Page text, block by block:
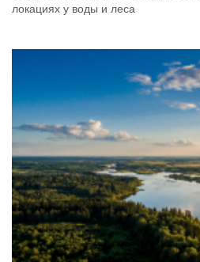
локациях у воды и леса